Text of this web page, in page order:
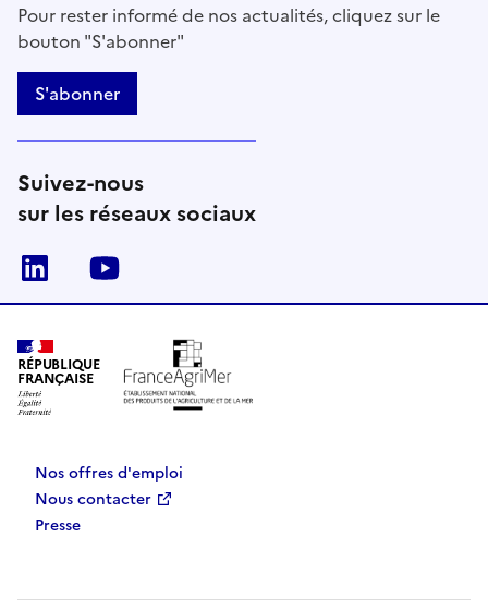
Pour rester informé de nos actualités, cliquez sur le
bouton "S'abonner"
S'abonner
Suivez-nous
sur les réseaux sociaux
Linkedin
RÉPUBLIQUE
FRANÇAISE
Nos offres d'emploi
Nous contacter
Presse